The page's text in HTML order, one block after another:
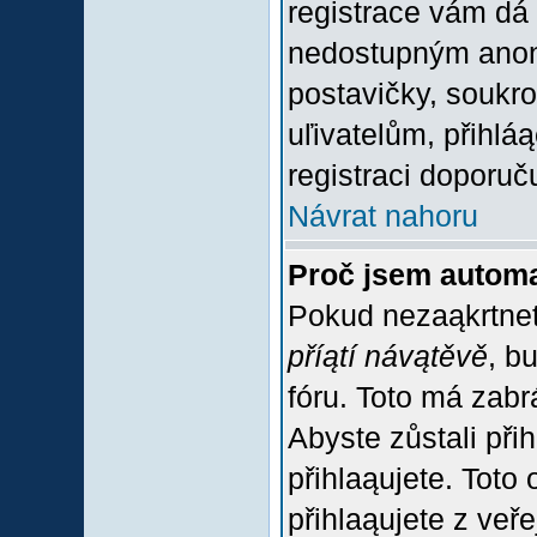
registrace vám
nedostupným
postavičky,
uľivatelům,
registraci
Návrat nahoru
Proč jsem
Pokud
příątí návątěvě,
fóru. Toto má
Abyste zůstali
přihlaąujete. Toto
přihlaąujete z